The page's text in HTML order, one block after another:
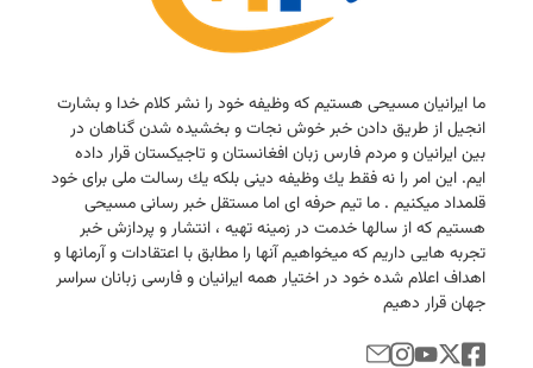
ما ایرانیان مسیحی هستیم كه وظیفه خود را نشر كلام خدا و بشارت
انجیل از طریق دادن خبر خوش نجات و بخشیده شدن گناهان در
بین ایرانیان و مردم فارس زبان افغانستان و تاجیكستان قرار داده
ایم. این امر را نه فقط یك وظیفه دینی بلكه یك رسالت ملی برای خود
قلمداد میكنیم . ما تیم حرفه ای اما مستقل خبر رسانی مسیحی
هستیم كه از سالها خدمت در زمینه تهیه ، انتشار و پردازش خبر
تجربه هایی داریم كه میخواهیم آنها را مطابق با اعتقادات و آرمانها و
اهداف اعلام شده خود در اختیار همه ایرانیان و فارسی زبانان سراسر
جهان قرار دهیم